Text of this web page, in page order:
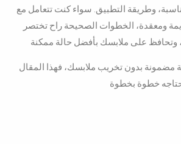
وطريقة التطبيق. سواء كنت تتعامل مع
ومعقدة، الخطوات الصحيحة راح تختصر
مضمونة بدون تخريب ملابسك، فهذا المقال